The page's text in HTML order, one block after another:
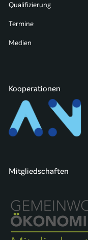
Qualifizierung
Termine
Medien
Kooperationen
Mitgliedschaften